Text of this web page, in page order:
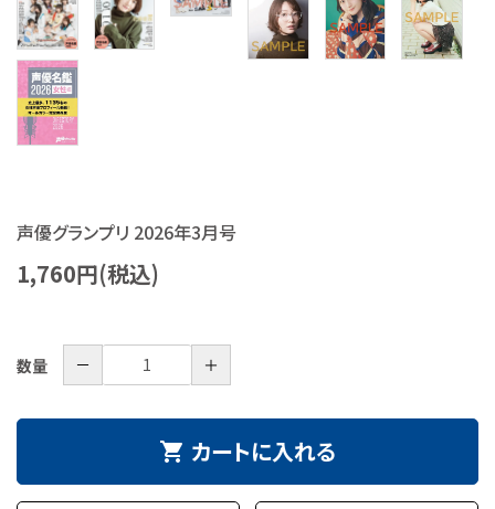
ご利用ガイド
プライバシーポリシー
声優グランプリ 2026年3月号
1,760円(税込)
数量 － ＋
shopping_cart カートに入れる